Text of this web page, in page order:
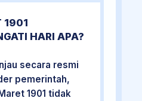
1901
HARI APA?
secara resmi
pemerintah,
1901 tidak